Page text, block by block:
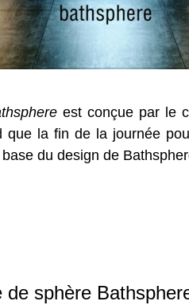
est conçue par le
que la fin de la journée
du design de
sphère